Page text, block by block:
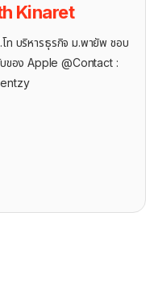
Kinaret
ท บริหารธุรกิจ ม.พายัพ ชอบ
ของ Apple @Contact :